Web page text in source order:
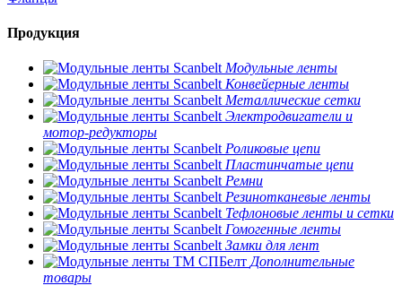
Продукция
Модульные ленты
Конвейерные ленты
Металлические сетки
Электродвигатели и
мотор-редукторы
Роликовые цепи
Пластинчатые цепи
Ремни
Резинотканевые ленты
Тефлоновые ленты и сетки
Гомогенные ленты
Замки для лент
Дополнительные
товары